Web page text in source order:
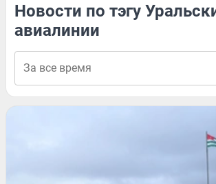
Новости по тэгу
авиалинии